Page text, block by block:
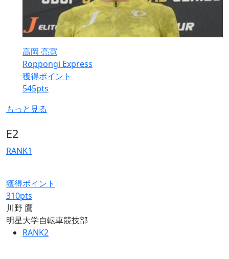
高岡 亮寛
Roppongi Express
獲得ポイント
545pts
もっと見る
E2
RANK1
獲得ポイント
310pts
川野 鷹
明星大学自転車競技部
RANK2